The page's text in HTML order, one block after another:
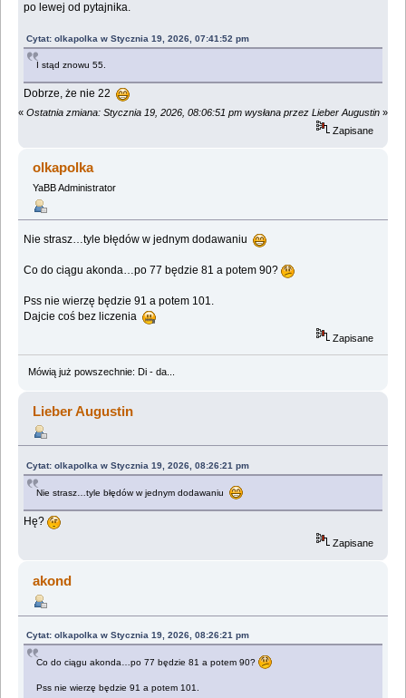
po lewej od pytajnika.
Cytat: olkapolka w Stycznia 19, 2026, 07:41:52 pm
I stąd znowu 55.
Dobrze, że nie 22
« Ostatnia zmiana: Stycznia 19, 2026, 08:06:51 pm wysłana przez Lieber Augustin »
Zapisane
olkapolka
YaBB Administrator
Nie strasz…tyle błędów w jednym dodawaniu
Co do ciągu akonda…po 77 będzie 81 a potem 90?
Pss nie wierzę będzie 91 a potem 101.
Dajcie coś bez liczenia
Zapisane
Mówią już powszechnie: Di - da...
Lieber Augustin
Cytat: olkapolka w Stycznia 19, 2026, 08:26:21 pm
Nie strasz…tyle błędów w jednym dodawaniu
Hę?
Zapisane
akond
Cytat: olkapolka w Stycznia 19, 2026, 08:26:21 pm
Co do ciągu akonda…po 77 będzie 81 a potem 90?
Pss nie wierzę będzie 91 a potem 101.